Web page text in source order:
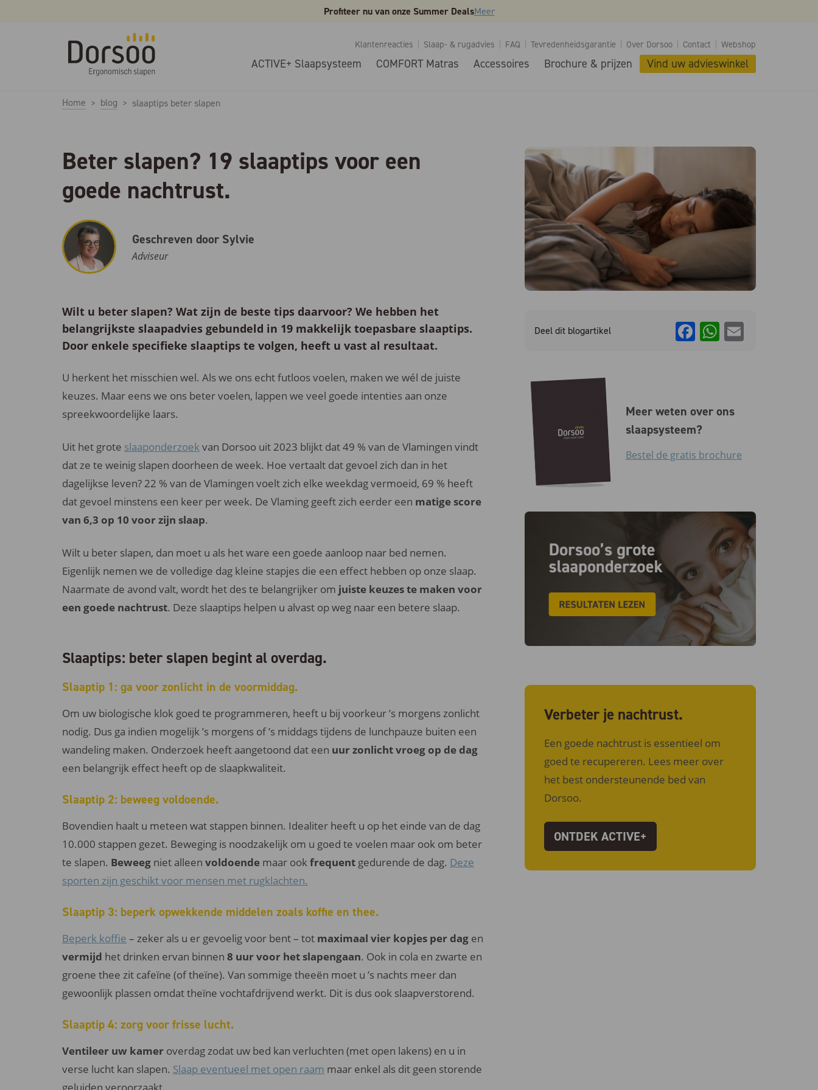
Profiteer nu van onze Summer DealsMeer
Klantenreacties Slaap- & rugadvies FAQ Tevredenheidsgarantie Over Dorsoo Contact Webshop
ACTIVE+ Slaapsysteem COMFORT Matras Accessoires Brochure & prijzen Vind uw advieswinkel
Home blog slaaptips beter slapen
Beter slapen? 19 slaaptips voor een
goede nachtrust.
Geschreven door Sylvie
Adviseur
Wilt u beter slapen? Wat zijn de beste tips daarvoor? We hebben het
belangrijkste slaapadvies gebundeld in 19 makkelijk toepasbare slaaptips.
Door enkele specifieke slaaptips te volgen, heeft u vast al resultaat.
U herkent het misschien wel. Als we ons echt futloos voelen, maken we wél de juiste
keuzes. Maar eens we ons beter voelen, lappen we veel goede intenties aan onze
spreekwoordelijke laars.
Uit het grote slaaponderzoekvan Dorsoo uit 2023 blijkt dat 49 % van de Vlamingen vindt
dat ze te weinig slapen doorheen de week. Hoe vertaalt dat gevoel zich dan in het
dagelijkse leven? 22 % van de Vlamingen voelt zich elke weekdag vermoeid, 69 % heeft
dat gevoel minstens een keer per week. De Vlaming geeft zich eerder een matige score
van 6,3 op 10 voor zijn slaap.
Wilt u beter slapen, dan moet u als het ware een goede aanloop naar bed nemen.
Eigenlijk nemen we de volledige dag kleine stapjes die een effect hebben op onze slaap.
Naarmate de avond valt, wordt het des te belangrijker om juiste keuzes te maken voor
een goede nachtrust. Deze slaaptips helpen u alvast op weg naar een betere slaap.
Slaaptips: beter slapen begint al overdag.
Slaaptip 1: ga voor zonlicht in de voormiddag.
Om uw biologische klok goed te programmeren, heeft u bij voorkeur ’s morgens zonlicht
nodig. Dus ga indien mogelijk ’s morgens of ’s middags tijdens de lunchpauze buiten een
wandeling maken. Onderzoek heeft aangetoond dat een uur zonlicht vroeg op de dag
een belangrijk effect heeft op de slaapkwaliteit.
Slaaptip 2: beweeg voldoende.
Bovendien haalt u meteen wat stappen binnen. Idealiter heeft u op het einde van de dag
10.000 stappen gezet. Beweging is noodzakelijk om u goed te voelen maar ook om beter
te slapen. Beweeg niet alleen voldoende maar ookfrequent gedurende de dag. Deze
sporten zijn geschikt voor mensen met rugklachten.
Slaaptip 3: beperk opwekkende middelen zoals koffie en thee.
Beperk koffie – zeker als u er gevoelig voor bent – tot maximaal vier kopjes per dag en
vermijd het drinken ervan binnen 8 uur voor het slapengaan. Ook in cola en zwarte en
groene thee zit cafeïne (of theïne). Van sommige theeën moet u ’s nachts meer dan
gewoonlijk plassen omdat theïne vochtafdrijvend werkt. Dit is dus ook slaapverstorend.
Slaaptip 4: zorg voor frisse lucht.
Ventileer uw kamer overdag zodat uw bed kan verluchten (met open lakens) en u in
verse lucht kan slapen. Slaap eventueel met open raam maar enkel als dit geen storende
Deel dit blogartikel Facebook
WhatsApp
Meer weten over ons
slaapsysteem?
Bestel de gratis brochure
Verbeter je nachtrust.
Een goede nachtrust is essentieel om
goed te recupereren. Lees meer over
het best ondersteunende bed van
Dorsoo.
ONTDEK ACTIVE+